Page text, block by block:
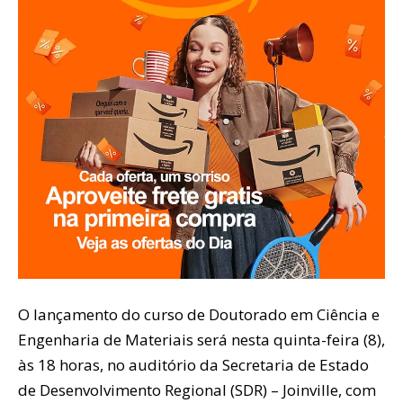
O lançamento do curso de Doutorado em Ciência e
Engenharia de Materiais será nesta quinta-feira (8),
às 18 horas, no auditório da Secretaria de Estado
de Desenvolvimento Regional (SDR) – Joinville, com